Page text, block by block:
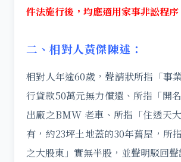
件法施行後，均應適用家事非訟程序
二、相對人黃傑陳述：
相對人年逾60歲，聲請狀所指「事
行貸款50萬元無力償還、所指「開
出廠之BMW 老車、所指「住透天
有，約23坪土地蓋的30年舊屋，所
之大股東」實無半股，並聲明駁回聲